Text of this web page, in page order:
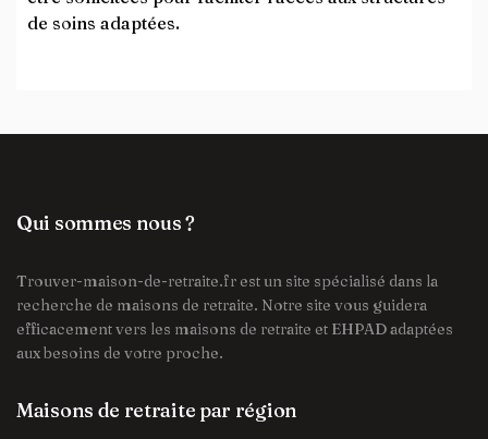
de soins adaptées.
Qui sommes nous ?
Trouver-maison-de-retraite.fr est un site spécialisé dans la
recherche de maisons de retraite. Notre site vous guidera
efficacement vers les maisons de retraite et EHPAD adaptées
aux besoins de votre proche.
Maisons de retraite par région